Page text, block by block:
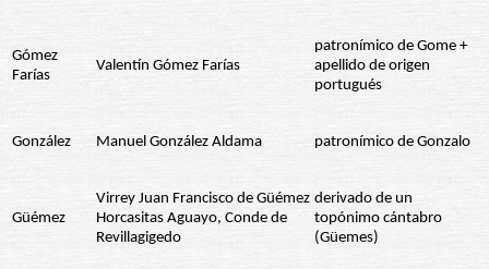
Gómez
Farías
Valentín Gómez Farías
patronímico de Gome +
apellido de origen
portugués
González Manuel González Aldama patronímico de Gonzalo
Güémez
Virrey Juan Francisco de Güémez
Horcasitas Aguayo, Conde de
Revillagigedo
derivado de un
topónimo cántabro
(Güemes)